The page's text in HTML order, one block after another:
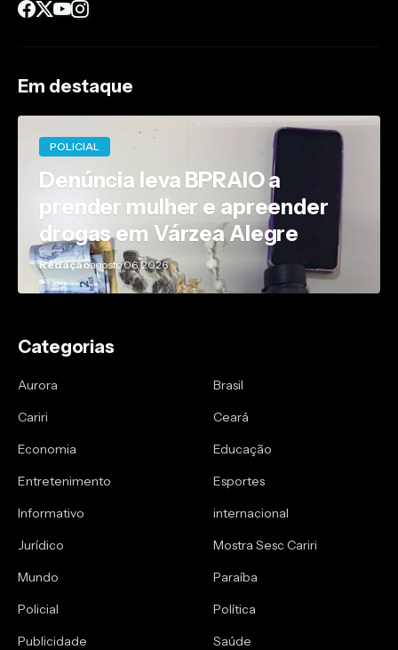
Em destaque
POLICIAL
Denúncia leva BPRAIO a
prender mulher e apreender
drogas em Várzea Alegre
Redaçãoagosto 06, 2026
Categorias
Aurora
Brasil
Cariri
Ceará
Economia
Educação
Entretenimento
Esportes
Informativo
internacional
Jurídico
Mostra Sesc Cariri
Mundo
Paraíba
Policial
Política
Publicidade
Saúde